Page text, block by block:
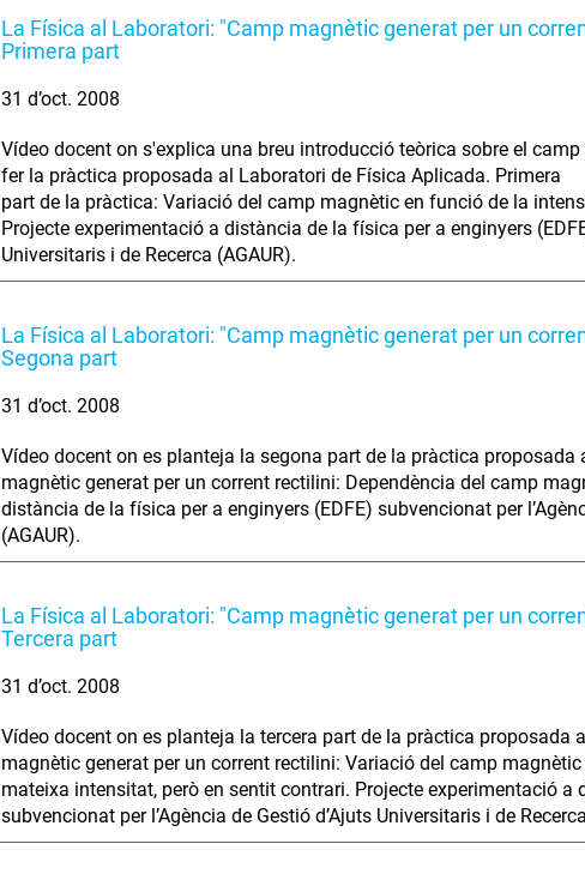
La Física al Laboratori: "Camp magnètic generat per un
Primera part
31 d’oct. 2008
Vídeo docent on s'explica una breu introducció teòrica sobre el
fer la pràctica proposada al Laboratori de Física Aplicada. Primera
part de la pràctica: Variació del camp magnètic en funció de la
Projecte experimentació a distància de la física per a enginyers
Universitaris i de Recerca (AGAUR).
La Física al Laboratori: "Camp magnètic generat per un
Segona part
31 d’oct. 2008
Vídeo docent on es planteja la segona part de la pràctica
magnètic generat per un corrent rectilini: Dependència del camp
distància de la física per a enginyers (EDFE) subvencionat per
(AGAUR).
La Física al Laboratori: "Camp magnètic generat per un
Tercera part
31 d’oct. 2008
Vídeo docent on es planteja la tercera part de la pràctica proposada
magnètic generat per un corrent rectilini: Variació del camp
mateixa intensitat, però en sentit contrari. Projecte experimentació a
subvencionat per l’Agència de Gestió d’Ajuts Universitaris i de